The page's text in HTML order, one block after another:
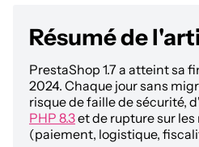
Résumé de
PrestaShop 1.7 a atteint sa
2024. Chaque jour sans
risque de faille de sécurité,
PHP 8.3et de rupture sur
(paiement, logistique,